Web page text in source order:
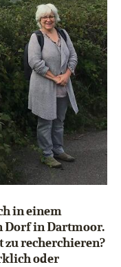
in einem
Dorf in Dartmoor.
zu recherchieren?
oder